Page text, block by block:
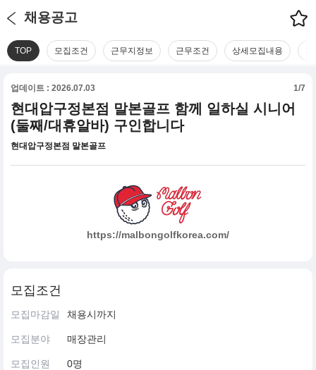
채용공고
TOP 모집조건 근무지정보 근무조건 상세모집내용 지
업데이트 : 2026.07.03 1/7
현대압구정본점 말본골프 함께 일하실 시니어
(둘째/대휴알바) 구인합니다
현대압구정본점 말본골프
https://malbongolfkorea.com/
모집조건
모집마감일 채용시까지
모집분야 매장관리
모집인원 0명